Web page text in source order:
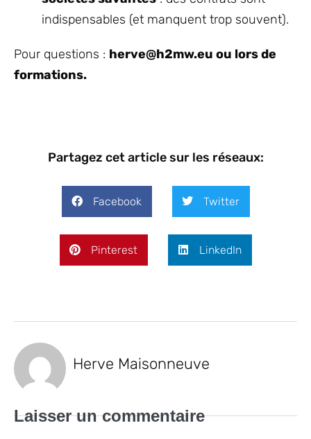
indispensables (et manquent trop souvent).
Pour questions : herve@h2mw.eu ou lors de
formations.
Partagez cet article sur les réseaux:
Facebook Twitter
Pinterest LinkedIn
Herve Maisonneuve
Laisser un commentaire